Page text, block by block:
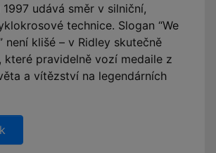
udává směr v silniční,
technice. Slogan “We
není klišé – v Ridley skutečně
které pravidelně vozí medaile z
a vítězství na legendárních